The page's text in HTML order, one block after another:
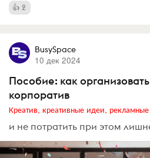
2
BusySpace
10 дек 2024
Пособие: как
корпоратив
Креатив, креативные идеи,
и не потратить при этом